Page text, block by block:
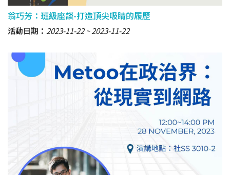
翁巧芳：班級座談-打造頂尖吸睛的履歷
活動日期： 2023-11-22 2023-11-22